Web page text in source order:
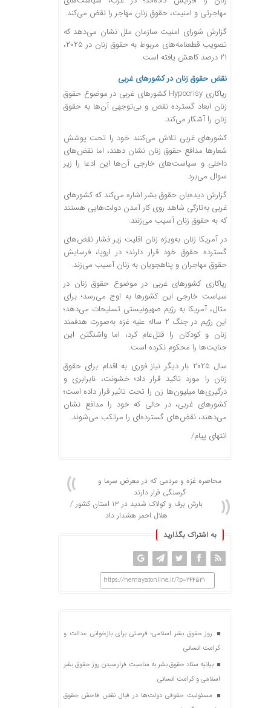
مهاجرتی و امنیت، حقوق زنان مهاجر را نقض می‌کند.
گزارش شورای امنیت سازمان ملل نشان می‌دهد که
تصویب قطعنامه‌های مربوط به حقوق زنان در ۲۰۲۵،
۲۱ درصد کاهش یافته است.
نقض حقوق زنان در کشور‌های غربی
ریاکاری Hypocrisy کشور‌های غربی در موضوع حقوق
زنان ابعاد گسترده نقض و بی‌توجهی آن‌ها به حقوق
زنان را آشکار می‌کند.
کشور‌های غربی تلاش می‌کنند خود را تحت پوشش
شعار‌ها مدافع حقوق زنان نشان دهند، اما نقض‌های
داخلی و سیاست‌های خارجی آن‌ها این ادعا را زیر
سوال می‌برد.
گزارش دیده‌بان حقوق بشر اشاره می‌کند که کشور‌های
غربی به‌تازگی شاهد روی کار آمدن دولت‌هایی هستند
که به حقوق زنان آسیب می‌زنند.
در آمریکا زنان به‌ویژه زنان اقلیت زیر فشار نقض‌های
گسترده حقوق خود قرار دارند؛ در اروپا، فرسایش
حقوق مهاجران و پناهجویان به زنان آسیب می‌زند.
ریاکاری کشور‌های غربی در موضوع حقوق زنان در
سیاست خارجی این کشور‌ها به اوج می‌رسد؛ برای
مثال، آمریکا به رژیم صهیونیستی تسلیحات می‌دهد؛
این رژیم در جنگ ۲ ساله علیه غزه به‌صورت هدفمند
زنان و کودکان را قتل‌عام کرد، اما واشنگتن این
جنایت‌ها را محکوم نکرده است.
سال ۲۰۲۵ بار دیگر نیاز فوری به اقدام برای حقوق
زنان را مورد تاکید قرار داد؛ خشونت، نابرابری و
درگیری‌ها میلیون‌ها زن را تحت تاثیر قرار داده است؛
کشور‌های غربی، در حالی که خود را مدافع نشان
می‌دهند، نقض‌های گسترده‌ای را مرتکب می‌شوند.
انتهای پیام/
محاصره غزه و مردمی که در معرض سرما و
گرسنگی قرار دارند
بارش برف و کولاک شدید در ۱۳ استان کشور /
هلال احمر هشدار داد
به اشتراک بگذارید
https://hemayatonline.ir/?p=244531
روز حقوق بشر اسلامی؛ فرصتی برای بازخوانی عدالت و
کرامت انسانی
بیانیه ستاد حقوق بشر به مناسبت فرارسیدن روز حقوق بشر
اسلامی و کرامت انسانی
مسئولیت حقوقی دولت‌ها در قبال نقض‌ فاحش حقوق